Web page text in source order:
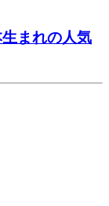
まれの人気